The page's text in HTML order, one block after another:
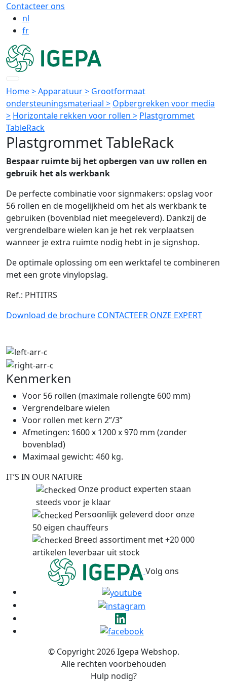
Contacteer ons
nl
fr
Home> Apparatuur > Grootformaat
ondersteuningsmateriaal > Opbergrekken voor media
> Horizontale rekken voor rollen > Plastgrommet
TableRack
Plastgrommet TableRack
Bespaar ruimte bij het opbergen van uw rollen en
gebruik het als werkbank
De perfecte combinatie voor signmakers: opslag voor
56 rollen en de mogelijkheid om het als werkbank te
gebruiken (bovenblad niet meegeleverd). Dankzij de
vergrendelbare wielen kan je het rek verplaatsen
wanneer je extra ruimte nodig hebt in je signshop.
De optimale oplossing om een werktafel te combineren
met een grote vinylopslag.
Ref.: PHTITRS
Download de brochure CONTACTEER ONZE EXPERT
Kenmerken
Voor 56 rollen (maximale rollengte 600 mm)
Vergrendelbare wielen
Voor rollen met kern 2”/3”
Afmetingen: 1600 x 1200 x 970 mm (zonder
bovenblad)
Maximaal gewicht: 460 kg.
IT’S IN OUR NATURE
Onze product experten staan
steeds voor je klaar
Persoonlijk geleverd door onze
50 eigen chauffeurs
Breed assortiment met +20 000
artikelen leverbaar uit stock
Volg ons
© Copyright 2026 Igepa Webshop.
Alle rechten voorbehouden
Hulp nodig?